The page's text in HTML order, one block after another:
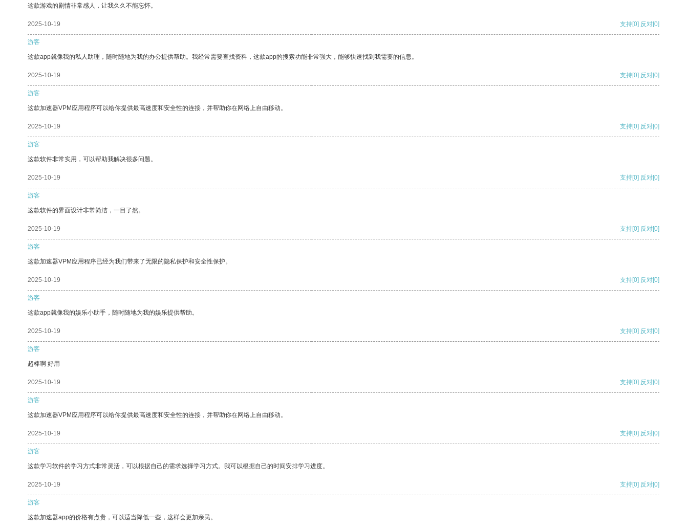
这款游戏的剧情非常感人，让我久久不能忘怀。
2025-10-19 支持[0] 反对[0]
游客
这款app就像我的私人助理，随时随地为我的办公提供帮助。我经常需要查找资料，这款app的搜索功能非常强大，能够快速找到我需要的信息。
2025-10-19 支持[0] 反对[0]
游客
这款加速器VPM应用程序可以给你提供最高速度和安全性的连接，并帮助你在网络上自由移动。
2025-10-19 支持[0] 反对[0]
游客
这款软件非常实用，可以帮助我解决很多问题。
2025-10-19 支持[0] 反对[0]
游客
这款软件的界面设计非常简洁，一目了然。
2025-10-19 支持[0] 反对[0]
游客
这款加速器VPM应用程序已经为我们带来了无限的隐私保护和安全性保护。
2025-10-19 支持[0] 反对[0]
游客
这款app就像我的娱乐小助手，随时随地为我的娱乐提供帮助。
2025-10-19 支持[0] 反对[0]
游客
超棒啊 好用
2025-10-19 支持[0] 反对[0]
游客
这款加速器VPM应用程序可以给你提供最高速度和安全性的连接，并帮助你在网络上自由移动。
2025-10-19 支持[0] 反对[0]
游客
这款学习软件的学习方式非常灵活，可以根据自己的需求选择学习方式。我可以根据自己的时间安排学习进度。
2025-10-19 支持[0] 反对[0]
游客
这款加速器app的价格有点贵，可以适当降低一些，这样会更加亲民。